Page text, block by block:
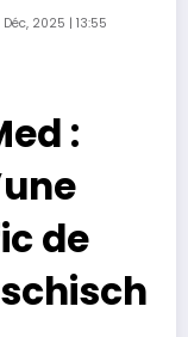
2025 | 13:55
:
de